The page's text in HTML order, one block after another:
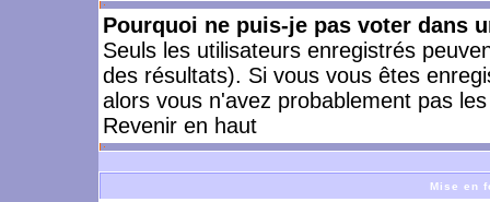
Pourquoi ne puis-je pas voter dans
Seuls les utilisateurs enregistrés
des résultats). Si vous vous êtes
alors vous n'avez probablement pas
Revenir en haut
Mise en